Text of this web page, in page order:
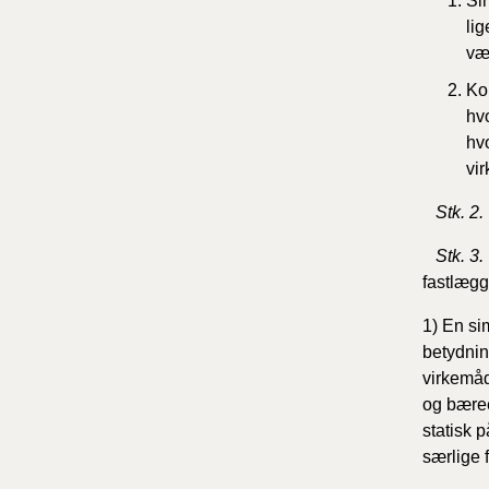
Stk. 2.
Stk. 3.
1) En
og
statisk
særlige